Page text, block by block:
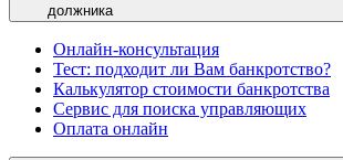
должника
Онлайн-консультация
Тест: подходит ли Вам банкротство?
Калькулятор стоимости банкротства
Сервис для поиска управляющих
Оплата онлайн